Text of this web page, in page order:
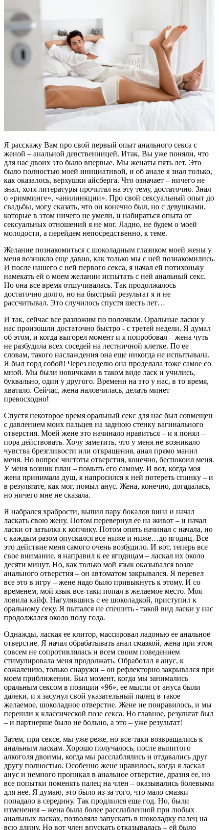
Я расскажу Вам про свой первый опыт анального секса с
женой – анальной девственницей. Итак, Вы уже поняли, что
для нас двоих это было впервые. Мы женаты пять лет. Это
было полностью моей инициативой, и об анале я знал только,
как оказалось, верхушки айсберга. Что означает – ничего не
знал, хотя литературы прочитал на эту тему, достаточно. Знал
о «римминге», «анилинкции». Про свой сексуальный опыт до
свадьбы, могу сказать, что он конечно был, но с девушками,
которые в этом ничего не умели, и набираться опыта от
сексуальных отношений я не мог. Ладно, не будем о моей
молодости, а перейдем непосредственно, к теме.
Желание познакомиться с шоколадным глазиком моей жены у
меня возникло еще давно, как только мы с ней познакомились.
И после нашего с ней первого секса, я начал ей потихоньку
намекать ей о моем желании испытать с ней анальный секс.
Но она все время отшучивалась. Так продолжалось
достаточно долго, но на быстрый результат я и не
рассчитывал. Это случилось спустя шесть лет…
И так, сейчас все разложим по полочкам. Оральные ласки у
нас произошли достаточно быстро - с третей недели. Я думал
об этом, и когда выгорел момент и я попробовал – жена чуть
не разбудила всех соседей на лестничной клетке. По ее
словам, такого наслаждения она еще никогда не испытывала.
Я был горд собой! Через неделю она проделала тоже самое со
мной. Мы были новичками в таком виде ласк и учились,
буквально, один у другого. Времени на это у нас, в то время,
хватало. Сейчас, жена наловчилась, делать минет
превосходно!
Спустя некоторое время оральный секс для нас был совмещен
с давлением моих пальцев на заднюю стенку вагинального
отверстия. Моей жене это начинало нравиться – и я понял –
пора действовать. Хочу заметить, что у меня не возникало
чувства брезгливости или отвращения, анал прямо манил
меня. Но вопрос чистоты отверстия, конечно, беспокоил меня.
У меня возник план – помыть его самому. И вот, когда моя
жена принимала душ, я напросился к ней потереть спинку – и
в результате, как мог, помыл анус. Жена, конечно, догадалась,
но ничего мне не сказала.
Я набрался храбрости, выпил пару бокалов вина и начал
ласкать свою жену. Потом перевернул ее на живот – и начал
ласки от затылка к копчику. Потом опять начинал с начала, но
с каждым разом опускался все ниже и ниже…до ягодиц. Все
это действие меня самого очень возбудило. И вот, теперь все
свое внимание, я направил к ее ягодицам – ласкал их около
десяти минут. Но, как только мой язык оказывался возле
анального отверстия – он автоматом закрывался. Я перевел
все это в игру – жене надо было привыкнуть к этому. И со
временем, мой язык все-таки попал в желаемое место. Моя
ловила кайф. Нагулявшись с ее шоколадкой, приступил к
оральному секу. Я пытался не спешить - такой вид ласки у нас
продолжался около полу года.
Однажды, лаская ее клитор, массировал ладонью ее анальное
отверстие. Я начал обрабатывать анал смазкой, жена при этом
совсем не сопротивлялась и всем своим поведением
стимулировала меня продолжать. Обработал я анус, к
сожалению, только снаружи – он рефлекторно закрывался при
моем приближении. Был момент, когда мы занимались
оральным сексом в позиции «96», ее мысли от ануса были
далеки, и я засунул свой указательный палец в такое
желаемое, шоколадное отверстие. Жене не понравилось, и мы
перешли к классической позе секса. Но главное, результат был
– и партнерше было не больно, а это – уже результат!
Затем, при сексе, мы уже реже, но все-таки возвращались к
анальным ласкам. Хорошо получалось, после выпитого
алкоголя двоимы, когда мы расслаблялись и отдавались друг
другу полностью. Особенно жене нравилось, когда я ласкал
анус и немного проникал в анальное отверстие, дразня ее, но
все попытки поменять палец на член – оказывались болевыми
для нее. Я думаю, это было из-за того, что мало смазки
попадало в середину. Так продлился еще год. Но, были
изменения – жена была более расслабленной при любых
анальных ласках, позволяла запускать в шоколадку палец на
всю длину. Но вот член впускать отказывалась – ей было